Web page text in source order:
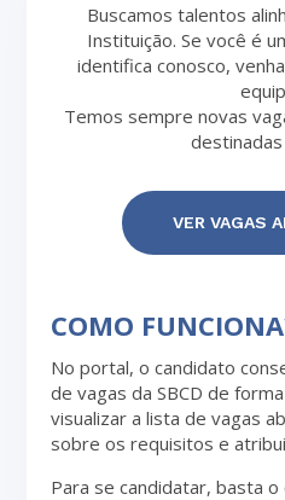
Buscamos talentos
Instituição. Se você é
identifica conosco,
Temos sempre novas
destinadas
VER VAGAS
COMO
No portal, o candidato
de vagas da SBCD de
visualizar a lista de vagas
sobre os requisitos e
Para se candidatar, basta o